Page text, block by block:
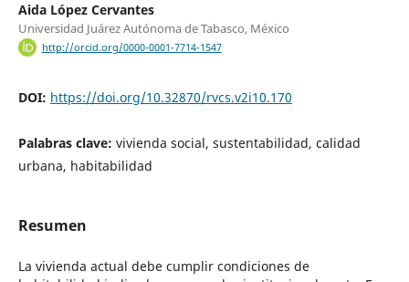
Aida López Cervantes
Universidad Juárez Autónoma de Tabasco, México
http://orcid.org/0000-0001-7714-1547
DOI: https://doi.org/10.32870/rvcs.v2i10.170
Palabras clave: vivienda social, sustentabilidad, calidad
urbana, habitabilidad
Resumen
La vivienda actual debe cumplir condiciones de